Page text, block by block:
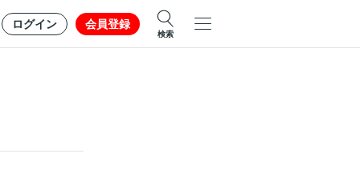
ログイン 会員登録
検索